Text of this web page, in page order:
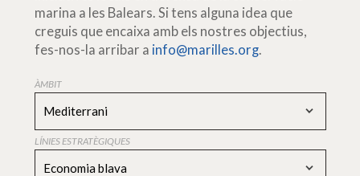
marina a les Balears. Si tens alguna idea que
creguis que encaixa amb els nostres objectius,
fes-nos-la arribar a info@marilles.org.
ÀMBIT
Mediterrani
LÍNIES ESTRATÈGIQUES
Economia blava